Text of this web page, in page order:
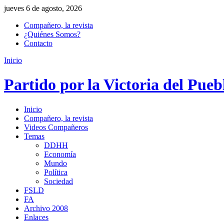
jueves 6 de agosto, 2026
Compañero, la revista
¿Quiénes Somos?
Contacto
Inicio
Partido por la Victoria del
Inicio
Compañero, la revista
Videos Compañeros
Temas
DDHH
Economía
Mundo
Política
Sociedad
FSLD
FA
Archivo 2008
Enlaces